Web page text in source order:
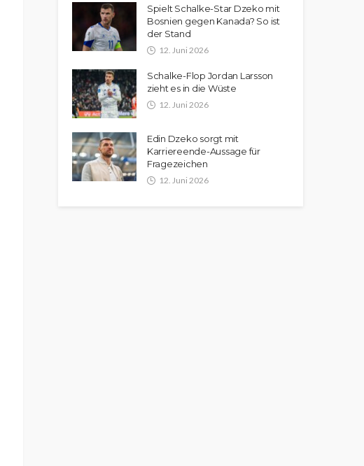
Spielt Schalke-Star Dzeko mit
Bosnien gegen Kanada? So ist
der Stand
12. Juni 2026
Schalke-Flop Jordan Larsson
zieht es in die Wüste
12. Juni 2026
Edin Dzeko sorgt mit
Karriereende-Aussage für
Fragezeichen
12. Juni 2026